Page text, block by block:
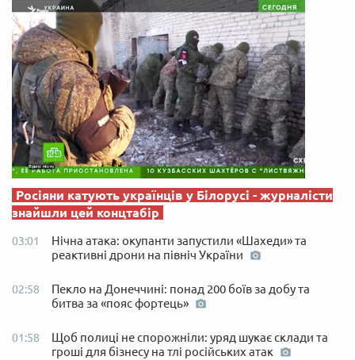
Росіяни катують українців у Білорусі - журналісти
знайшли цей концтабір
03:01
Нічна атака: окупанти запустили «Шахеди» та
реактивні дрони на північ України
02:58
Пекло на Донеччині: понад 200 боїв за добу та
битва за «пояс фортець»
01:58
Щоб полиці не спорожніли: уряд шукає склади та
гроші для бізнесу на тлі російських атак